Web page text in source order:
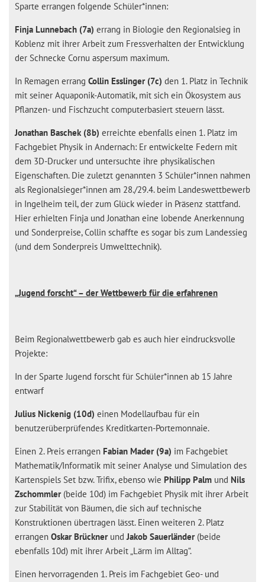
Sparte errangen folgende Schüler*innen:
Finja Lunnebach (7a) errang in Biologie den Regionalsieg in
Koblenz mit ihrer Arbeit zum Fressverhalten der Entwicklung
der Schnecke Cornu aspersum maximum.
In Remagen errang Collin Esslinger (7c) den 1. Platz in Technik
mit seiner Aquaponik-Automatik, mit sich ein Ökosystem aus
Pflanzen- und Fischzucht computerbasiert steuern lässt.
Jonathan Baschek (8b) erreichte ebenfalls einen 1. Platz im
Fachgebiet Physik in Andernach: Er entwickelte Federn mit
dem 3D-Drucker und untersuchte ihre physikalischen
Eigenschaften. Die zuletzt genannten 3 Schüler*innen nahmen
als Regionalsieger*innen am 28./29.4. beim Landeswettbewerb
in Ingelheim teil, der zum Glück wieder in Präsenz stattfand.
Hier erhielten Finja und Jonathan eine lobende Anerkennung
und Sonderpreise, Collin schaffte es sogar bis zum Landessieg
(und dem Sonderpreis Umwelttechnik).
„Jugend forscht“ – der Wettbewerb für die erfahrenen
Beim Regionalwettbewerb gab es auch hier eindrucksvolle
Projekte:
In der Sparte Jugend forscht für Schüler*innen ab 15 Jahre
entwarf
Julius Nickenig (10d) einen Modellaufbau für ein
benutzerüberprüfendes Kreditkarten-Portemonnaie.
Einen 2. Preis errangen Fabian Mader (9a) im Fachgebiet
Mathematik/Informatik mit seiner Analyse und Simulation des
Kartenspiels Set bzw. Trifix, ebenso wie Philipp Palm und Nils
Zschommler(beide 10d) im Fachgebiet Physik mit ihrer Arbeit
zur Stabilität von Bäumen, die sich auf technische
Konstruktionen übertragen lässt. Einen weiteren 2. Platz
errangen Oskar BrücknerundJakob Sauerländer(beide
ebenfalls 10d) mit ihrer Arbeit „Lärm im Alltag“.
Einen hervorragenden 1. Preis im Fachgebiet Geo- und